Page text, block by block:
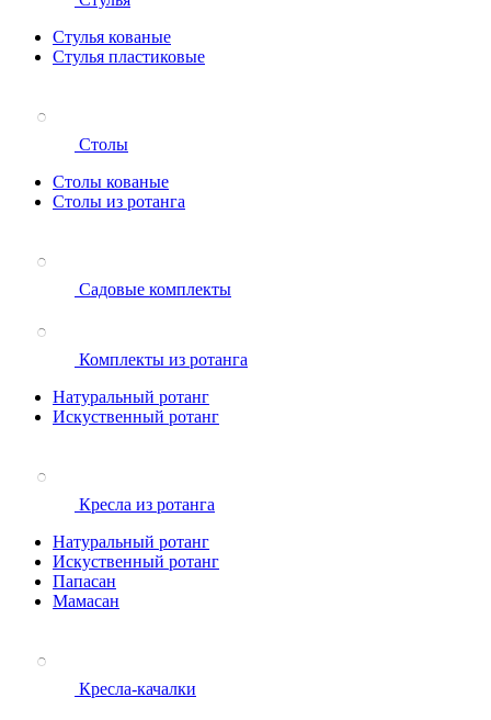
Стулья кованые
Стулья пластиковые
Столы
Столы кованые
Столы из ротанга
Садовые комплекты
Комплекты из ротанга
Натуральный ротанг
Искуственный ротанг
Кресла из ротанга
Натуральный ротанг
Искуственный ротанг
Папасан
Мамасан
Кресла-качалки